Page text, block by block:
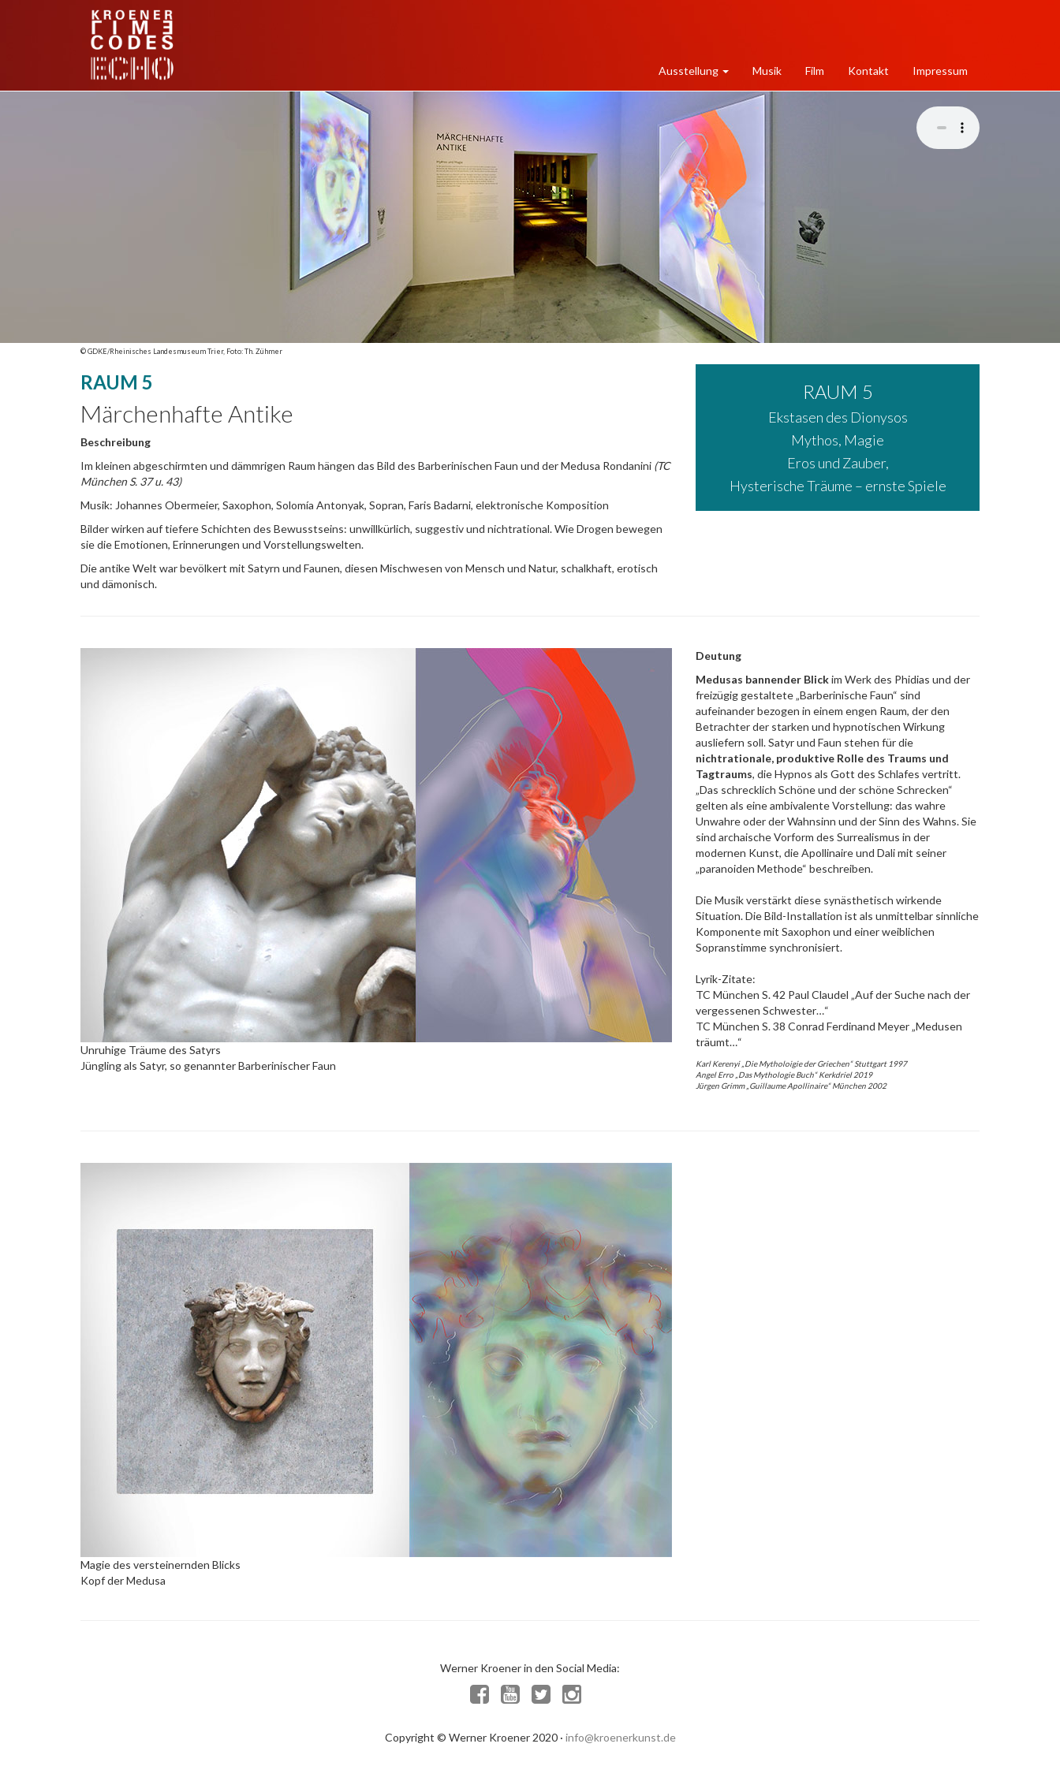
Ausstellung Musik Film Kontakt Impressum
© GDKE/Rheinisches Landesmuseum Trier, Foto: Th. Zühmer
RAUM 5
Märchenhafte Antike
Beschreibung
Im kleinen abgeschirmten und dämmrigen Raum hängen das Bild des Barberinischen Faun und der Medusa Rondanini (TC
München S. 37 u. 43)
Musik: Johannes Obermeier, Saxophon, Solomía Antonyak, Sopran, Faris Badarni, elektronische Komposition
Bilder wirken auf tiefere Schichten des Bewusstseins: unwillkürlich, suggestiv und nichtrational. Wie Drogen bewegen
sie die Emotionen, Erinnerungen und Vorstellungswelten.
Die antike Welt war bevölkert mit Satyrn und Faunen, diesen Mischwesen von Mensch und Natur, schalkhaft, erotisch
und dämonisch.
RAUM 5
Ekstasen des Dionysos
Mythos, Magie
Eros und Zauber,
Hysterische Träume – ernste Spiele
Unruhige Träume des Satyrs
Jüngling als Satyr, so genannter Barberinischer Faun
Deutung
Medusas bannender Blickim Werk des Phidias und der
freizügig gestaltete „Barberinische Faun“ sind
aufeinander bezogen in einem engen Raum, der den
Betrachter der starken und hypnotischen Wirkung
ausliefern soll. Satyr und Faun stehen für die
nichtrationale, produktive Rolle des Traums und
Tagtraums, die Hypnos als Gott des Schlafes vertritt.
„Das schrecklich Schöne und der schöne Schrecken“
gelten als eine ambivalente Vorstellung: das wahre
Unwahre oder der Wahnsinn und der Sinn des Wahns. Sie
sind archaische Vorform des Surrealismus in der
modernen Kunst, die Apollinaire und Dali mit seiner
„paranoiden Methode“ beschreiben.
Die Musik verstärkt diese synästhetisch wirkende
Situation. Die Bild-Installation ist als unmittelbar sinnliche
Komponente mit Saxophon und einer weiblichen
Sopranstimme synchronisiert.
Lyrik-Zitate:
TC München S. 42 Paul Claudel „Auf der Suche nach der
vergessenen Schwester…“
TC München S. 38 Conrad Ferdinand Meyer „Medusen
träumt…“
Karl Kerenyi „Die Mytholoigie der Griechen“ Stuttgart 1997
Angel Erro „Das Mythologie Buch“ Kerkdriel 2019
Jürgen Grimm „Guillaume Apollinaire“ München 2002
Magie des versteinernden Blicks
Kopf der Medusa
Werner Kroener in den Social Media:
Copyright © Werner Kroener 2020 · info@kroenerkunst.de